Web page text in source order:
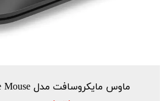
ماوس مایکروسافت مدل Surface Mobile Mouse